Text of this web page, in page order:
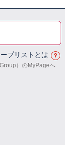
プリストとは
）のMyPageへ